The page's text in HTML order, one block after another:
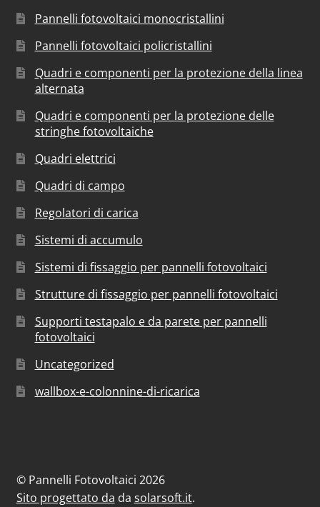
Pannelli fotovoltaici monocristallini
Pannelli fotovoltaici policristallini
Quadri e componenti per la protezione della linea
alternata
Quadri e componenti per la protezione delle
stringhe fotovoltaiche
Quadri elettrici
Quadri di campo
Regolatori di carica
Sistemi di accumulo
Sistemi di fissaggio per pannelli fotovoltaici
Strutture di fissaggio per pannelli fotovoltaici
Supporti testapalo e da parete per pannelli
fotovoltaici
Uncategorized
wallbox-e-colonnine-di-ricarica
© Pannelli Fotovoltaici 2026
Sito progettato da da solarsoft.it.